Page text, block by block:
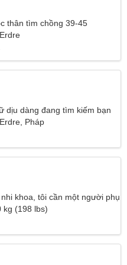
thân tìm chồng 39-45
dịu dàng đang tìm kiếm bạn
Pháp
khoa, tôi cần một người phụ
kg (198 lbs)